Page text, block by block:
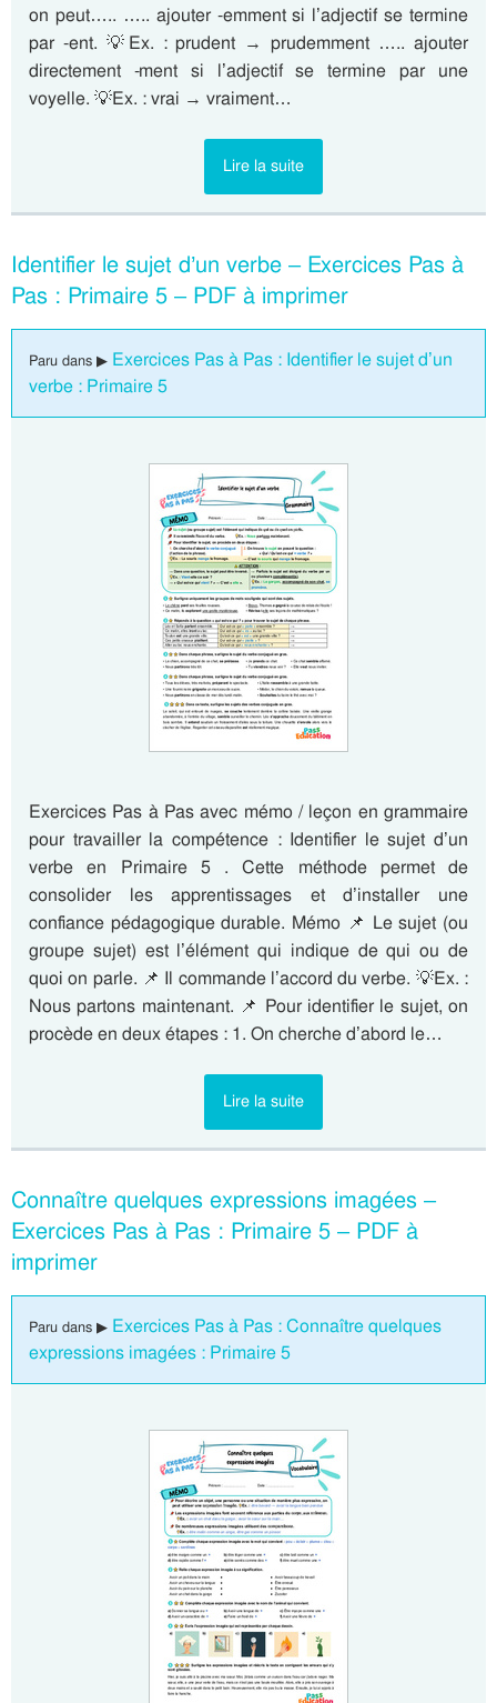
on peut….. ….. ajouter -emment si l’adjectif se termine
par -ent. 💡Ex. : prudent → prudemment ….. ajouter
directement -ment si l’adjectif se termine par une
voyelle. 💡Ex. : vrai → vraiment…
Lire la suite
Identifier le sujet d’un verbe – Exercices Pas à
Pas : Primaire 5 – PDF à imprimer
Paru dans ▶ Exercices Pas à Pas : Identifier le sujet d’un
verbe : Primaire 5
Exercices Pas à Pas avec mémo / leçon en grammaire
pour travailler la compétence : Identifier le sujet d’un
verbe en Primaire 5 . Cette méthode permet de
consolider les apprentissages et d’installer une
confiance pédagogique durable. Mémo 📌 Le sujet (ou
groupe sujet) est l’élément qui indique de qui ou de
quoi on parle. 📌 Il commande l’accord du verbe. 💡Ex. :
Nous partons maintenant. 📌 Pour identifier le sujet, on
procède en deux étapes : 1. On cherche d’abord le…
Lire la suite
Connaître quelques expressions imagées –
Exercices Pas à Pas : Primaire 5 – PDF à
imprimer
Paru dans ▶ Exercices Pas à Pas : Connaître quelques
expressions imagées : Primaire 5